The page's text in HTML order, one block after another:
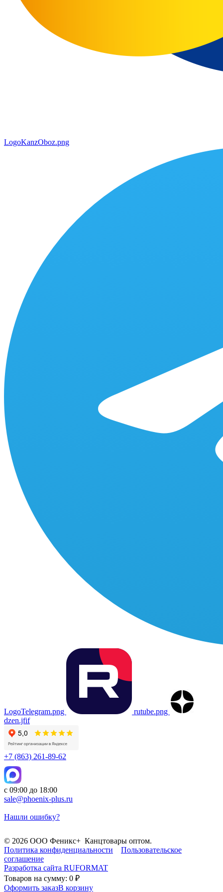
LogoKanzOboz.png
LogoTelegram.png
rutube.png
dzen.jfif
+7 (863) 261-89-62
с 09:00 до 18:00
sale@phoenix-plus.ru
Нашли ошибку?
© 2026 ООО Феникс+ Канцтовары оптом.
Политика конфиденциальности
Пользовательское
соглашение
Разработка сайта RUFORMAT
Товаров на сумму: 0 ₽
Оформить заказВ корзину